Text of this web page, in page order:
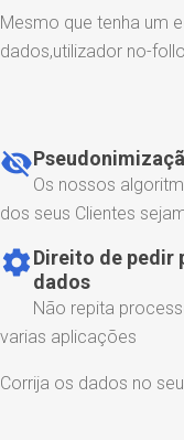
Mesmo que tenha um
dados,utilizador no-
visibility_off
Os nossos
dos seus Clientes
settingsDireito de pedir
dados
Não repita
varias aplicações
Corrija os dados no